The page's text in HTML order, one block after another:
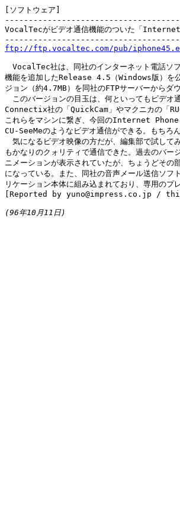
[ソフトウェア]
VocalTecがビデオ通信機能のついた「
ftp://ftp.vocaltec.com/pub/
VocalTec社は、同社のインターネット電話
機能を追加したRelease 4.5（Windows版）を
ジョン（約4.7MB）を同社のFTPサーバーからダ
このバージョンの目玉は、何といってもビデオ
Connectix社の「QuickCam」やマクニカの「
これらをマシンに繋ぎ、今回のInternet Phone
CU-SeeMeのようなビデオ通信ができる。もちろ
気になるビデオ映像の方だが、編集部で試し
もかなりのクォリティで通信できた。過去のバー
ニメーションが表示されていたが、ちょうどその
になっている。また、同社の音声メール送信
リケーション本体に組み込まれており、専用のプ
[Reported by yuno@impress.co.jp /
(96年10月11日)